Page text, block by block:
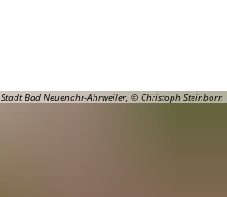
Stadt Bad Neuenahr-Ahrweiler, © Christoph Steinborn